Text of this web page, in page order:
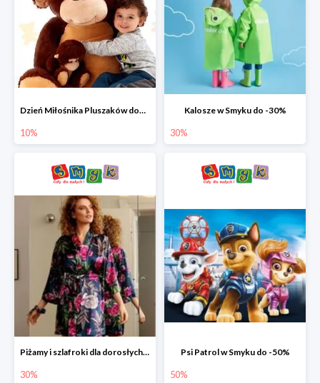
Dzień Miłośnika Pluszaków dodatkowy rabat -10%
10%
Kalosze w Smyku do -30%
30%
Piżamy i szlafroki dla dorosłych w Smyku do -30%
30%
Psi Patrol w Smyku do -50%
50%